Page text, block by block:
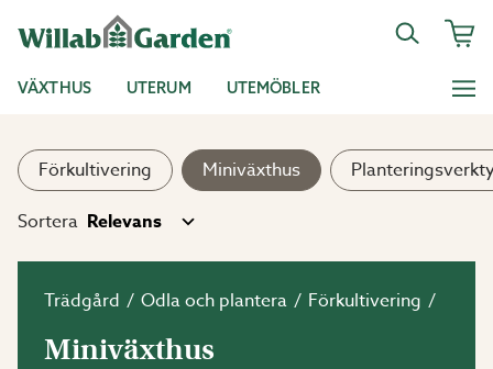
VÄXTHUS UTERUM UTEMÖBLER
Förkultivering Miniväxthus
Sortera
Trädgård Odla och plantera Förkultivering
Miniväxthus